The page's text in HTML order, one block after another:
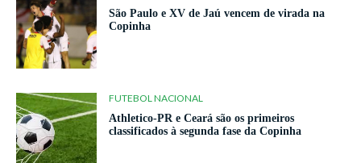
São Paulo e XV de Jaú vencem de virada na
Copinha
FUTEBOL NACIONAL
Athletico-PR e Ceará são os primeiros
classificados à segunda fase da Copinha